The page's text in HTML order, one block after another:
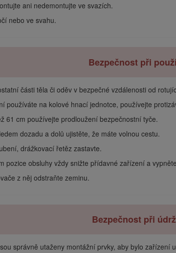
ani nedemontujte ve svazích.
nebo ve svahu.
Bezpečnost při
části těla či oděv v bezpečné vzdálenosti od
používáte na kolové hnací jednotce, používejte
61 cm používejte prodloužení bezpečnostní tyče.
dozadu a dolů ujistěte, že máte volnou cestu.
drážkovací řetěz zastavte.
pozice obsluhy vždy snižte přídavné zařízení a
z něj odstraňte zeminu.
Bezpečnost při
správně utaženy montážní prvky, aby bylo zařízení